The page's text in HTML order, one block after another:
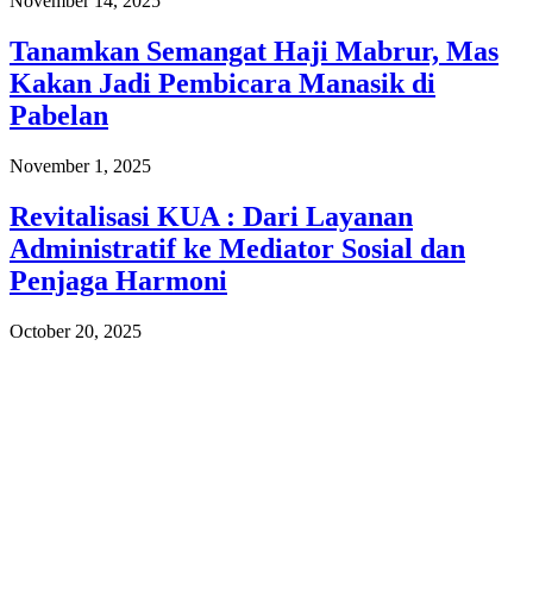
Tanamkan Semangat Haji Mabrur, Mas
Kakan Jadi Pembicara Manasik di
Pabelan
November 1, 2025
Revitalisasi KUA : Dari Layanan
Administratif ke Mediator Sosial dan
Penjaga Harmoni
October 20, 2025